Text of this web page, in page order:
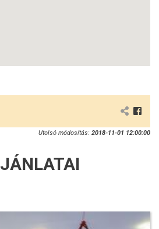
Utolsó módosítás: 2018-11-01 12:00:00